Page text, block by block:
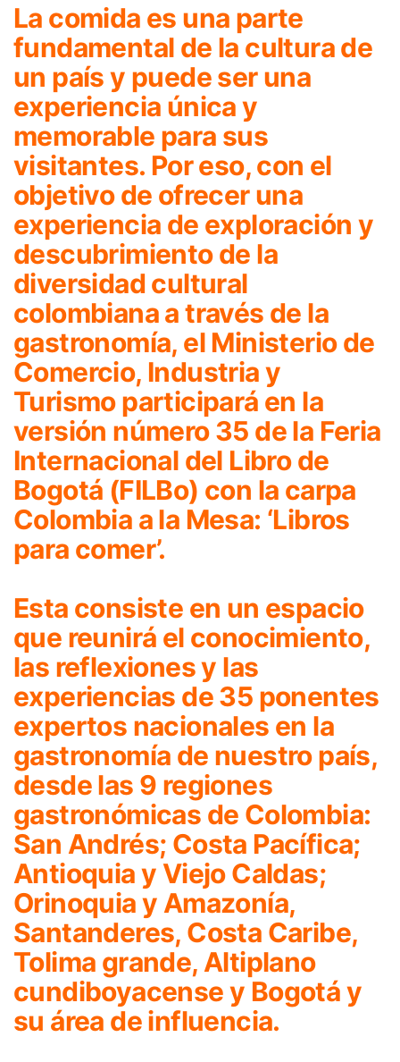
La comida es una parte
fundamental de la cultura de
un país y puede ser una
experiencia única y
memorable para sus
visitantes. Por eso, con el
objetivo de ofrecer una
experiencia de exploración y
descubrimiento de la
diversidad cultural
colombiana a través de la
gastronomía, el Ministerio de
Comercio, Industria y
Turismo participará en la
versión número 35 de la Feria
Internacional del Libro de
Bogotá (FILBo) con la carpa
Colombia a la Mesa: ‘Libros
para comer’.
Esta consiste en un espacio
que reunirá el conocimiento,
las reflexiones y las
experiencias de 35 ponentes
expertos nacionales en la
gastronomía de nuestro país,
desde las 9 regiones
gastronómicas de Colombia:
San Andrés; Costa Pacífica;
Antioquia y Viejo Caldas;
Orinoquia y Amazonía,
Santanderes, Costa Caribe,
Tolima grande, Altiplano
cundiboyacense y Bogotá y
su área de influencia.